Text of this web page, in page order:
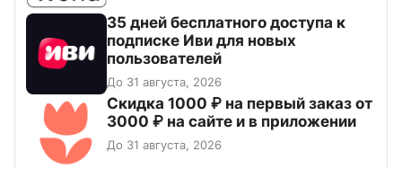
35 дней бесплатного доступа к
подписке Иви для новых
пользователей
До 31 августа, 2026
Скидка 1000 ₽ на первый заказ от
3000 ₽ на сайте и в приложении
До 31 августа, 2026